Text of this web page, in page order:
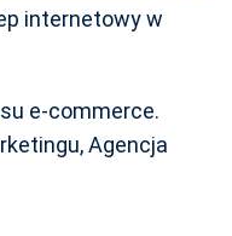
internetowy w
e-commerce.
Agencja